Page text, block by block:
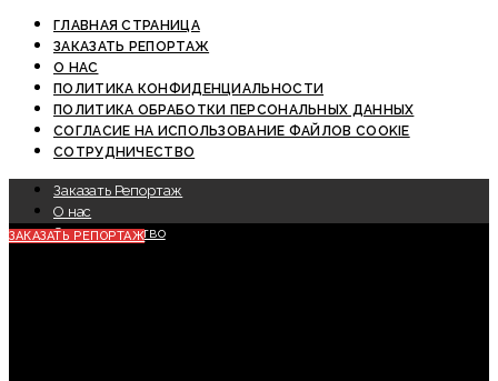
ГЛАВНАЯ СТРАНИЦА
ЗАКАЗАТЬ РЕПОРТАЖ
О НАС
ПОЛИТИКА КОНФИДЕНЦИАЛЬНОСТИ
ПОЛИТИКА ОБРАБОТКИ ПЕРСОНАЛЬНЫХ ДАННЫХ
СОГЛАСИЕ НА ИСПОЛЬЗОВАНИЕ ФАЙЛОВ COOKIE
СОТРУДНИЧЕСТВО
Заказать Репортаж
О нас
Сотрудничество
ЗАКАЗАТЬ РЕПОРТАЖ